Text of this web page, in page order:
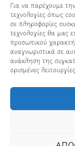
Για να παρέχουμε
τεχνολογίες όπως
σε πληροφορίες
τεχνολογίες θα μας
προσωπικού
αναγνωριστικά σε
ανάκληση της
ορισμένες
Α.Φ.Μ.